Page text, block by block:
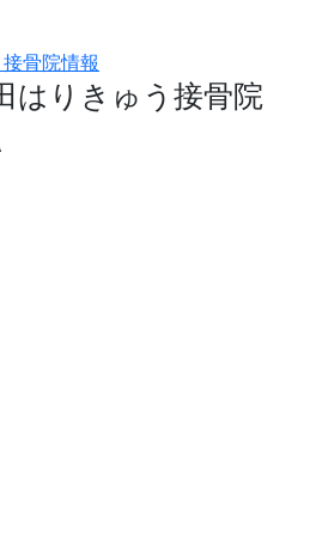
骨院情報
はりきゅう接骨院